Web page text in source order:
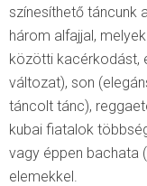
színesíthető táncunk
három alfajjal,
közötti kacérkodást,
változat), son
táncolt tánc),
kubai fiatalok
vagy éppen bachata
elemekkel.